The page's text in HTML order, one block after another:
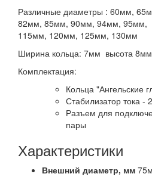
Различные диаметры : 60мм,
82мм, 85мм, 90мм, 94мм, 95мм,
115мм, 120мм, 125мм, 130мм
Ширина кольца: 7мм высота 8мм
Комплектация:
Кольца "Ангельские
Стабилизатор тока -
Разъем для
пары
Характеристики
Внешний диаметр, мм